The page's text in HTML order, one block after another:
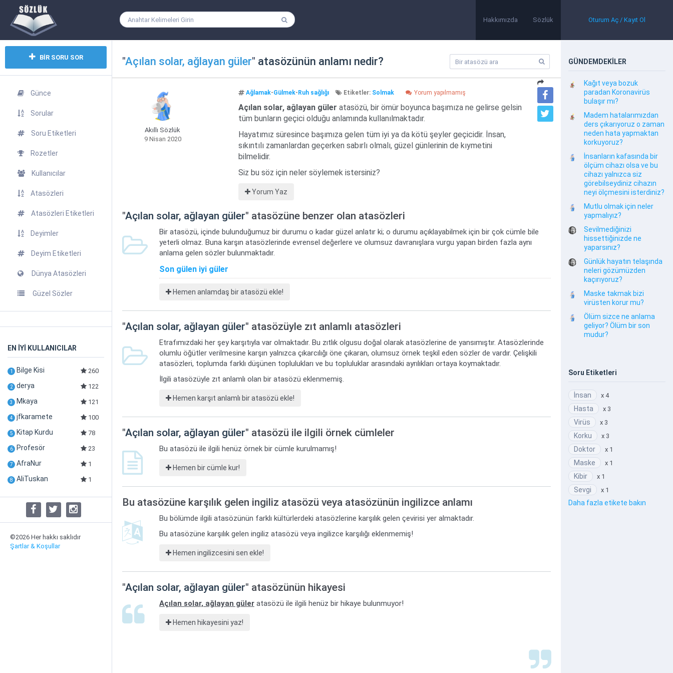
Hakkımızda Sözlük Oturum Aç / Kayıt Ol
BİR SORU SOR
Günce
Sorular
Soru Etiketleri
Rozetler
Kullanıcılar
Atasözleri
Atasözleri Etiketleri
Deyimler
Deyim Etiketleri
Dünya Atasözleri
Güzel Sözler
EN İYİ KULLANICILAR
1 Bilge Kisi 260
2 derya 122
3 Mkaya 121
4 jfkaramete 100
5 Kitap Kurdu 78
6 Profesör 23
7 AfraNur 1
8 AliTuskan 1
©2026 Her hakkı saklıdır
Şartlar & Koşullar
"Açılan solar, ağlayan güler" atasözünün anlamı nedir?
Akıllı Sözlük
9 Nisan 2020
Ağlamak-Gülmek- Ruh sağlığı Etiketler: Solmak Yorum yapılmamış
Açılan solar, ağlayan güler atasözü, bir ömür boyunca başımıza ne gelirse gelsin
tüm bunların geçici olduğu anlamında kullanılmaktadır.
Hayatımız süresince başımıza gelen tüm iyi ya da kötü şeyler geçicidir. İnsan,
sıkıntılı zamanlardan geçerken sabırlı olmalı, güzel günlerinin de kıymetini
bilmelidir.
Siz bu söz için neler söylemek istersiniz?
Yorum Yaz
"Açılan solar, ağlayan güler" atasözüne benzer olan atasözleri
Bir atasözü, içinde bulunduğumuz bir durumu o kadar güzel anlatır ki; o durumu açıklayabilmek için bir çok cümle bile
yeterli olmaz. Buna karşın atasözlerinde evrensel değerlere ve olumsuz davranışlara vurgu yapan birden fazla aynı
anlama gelen sözler bulunmaktadır.
Son gülen iyi güler
Hemen anlamdaş bir atasözü ekle!
"Açılan solar, ağlayan güler" atasözüyle zıt anlamlı atasözleri
Etrafımızdaki her şey karşıtıyla var olmaktadır. Bu zıtlık olgusu doğal olarak atasözlerine de yansımıştır. Atasözlerinde
olumlu öğütler verilmesine karşın yalnızca çıkarcılığı öne çıkaran, olumsuz örnek teşkil eden sözler de vardır. Çelişkili
atasözleri, toplumda farklı düşünen toplulukları ve bu topluluklar arasındaki ayrılıkları ortaya koymaktadır.
İlgili atasözüyle zıt anlamlı olan bir atasözü eklenmemiş.
Hemen karşıt anlamlı bir atasözü ekle!
"Açılan solar, ağlayan güler" atasözü ile ilgili örnek cümleler
Bu atasözü ile ilgili henüz örnek bir cümle kurulmamış!
Hemen bir cümle kur!
Bu atasözüne karşılık gelen ingiliz atasözü veya atasözünün ingilizce anlamı
Bu bölümde ilgili atasözünün farklı kültürlerdeki atasözlerine karşılık gelen çevirisi yer almaktadır.
Bu atasözüne karşılık gelen ingiliz atasözü veya ingilizce karşılığı eklenmemiş!
Hemen ingilizcesini sen ekle!
"Açılan solar, ağlayan güler" atasözünün hikayesi
Açılan solar, ağlayan güleratasözü ile ilgili henüz bir hikaye bulunmuyor!
Hemen hikayesini yaz!
GÜNDEMDEKİLER
Kağıt veya bozuk
paradan Koronavirüs
bulaşır mı?
Madem hatalarımızdan
ders çıkarıyoruz o zaman
neden hata yapmaktan
korkuyoruz?
İnsanların kafasında bir
ölçüm cihazı olsa ve bu
cihazı yalnızca siz
görebilseydiniz cihazın
neyi ölçmesini isterdiniz?
Mutlu olmak için neler
yapmalıyız?
Sevilmediğinizi
hissettiğinizde ne
yaparsınız?
Günlük hayatın telaşında
neleri gözümüzden
kaçırıyoruz?
Maske takmak bizi
virüsten korur mu?
Ölüm sizce ne anlama
geliyor? Ölüm bir son
mudur?
Soru Etiketleri
İnsan x 4
Hasta x 3
Virüs x 3
Korku x 3
Doktor x 1
Maske x 1
Kibir x 1
Sevgi x 1
Daha fazla etikete bakın